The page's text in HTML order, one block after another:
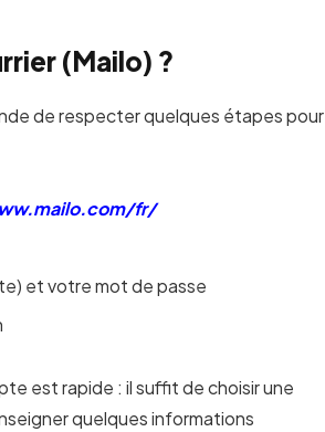
(Mailo) ?
de respecter quelques étapes pour
fr/
et votre mot de passe
est rapide : il suffit de choisir une
quelques informations